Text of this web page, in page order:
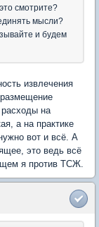
смотрите?
мысли?
и будем
извлечения
на
а на практике
вот и всё. А
это ведь всё
я против ТСЖ.